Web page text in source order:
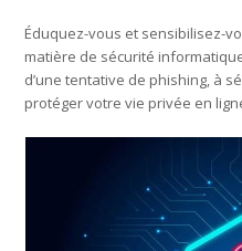
Éduquez-vous et sensibilisez-
matière de sécurité
d’une tentative de phishing, à
protéger votre vie privée en